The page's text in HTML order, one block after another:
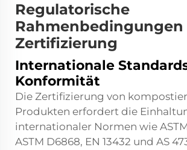
Regulatorische
Rahmenbedingungen
Zertifizierung
Internationale
Konformität
Die Zertifizierung von
Produkten erfordert die
internationaler Normen wie
ASTM D6868, EN 13432 und AS